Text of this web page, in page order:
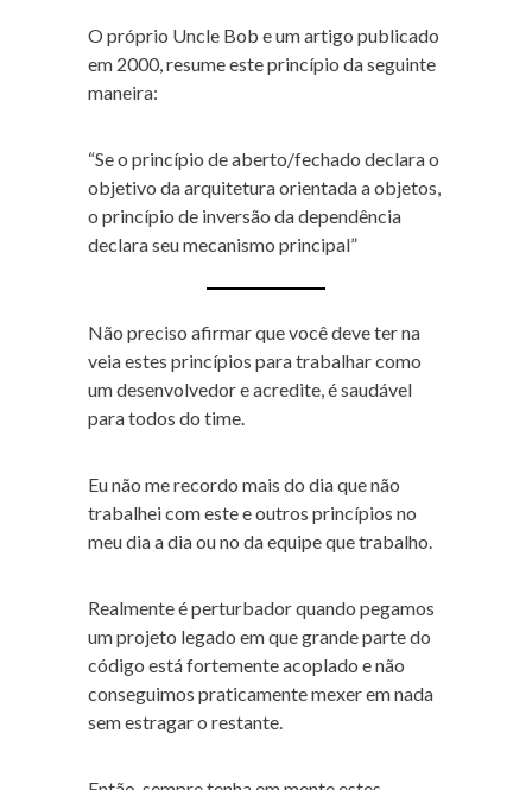
O próprio Uncle Bob e um artigo publicado
em 2000, resume este princípio da seguinte
maneira:
“Se o princípio de aberto/fechado declara o
objetivo da arquitetura orientada a objetos,
o princípio de inversão da dependência
declara seu mecanismo principal”
Não preciso afirmar que você deve ter na
veia estes princípios para trabalhar como
um desenvolvedor e acredite, é saudável
para todos do time.
Eu não me recordo mais do dia que não
trabalhei com este e outros princípios no
meu dia a dia ou no da equipe que trabalho.
Realmente é perturbador quando pegamos
um projeto legado em que grande parte do
código está fortemente acoplado e não
conseguimos praticamente mexer em nada
sem estragar o restante.